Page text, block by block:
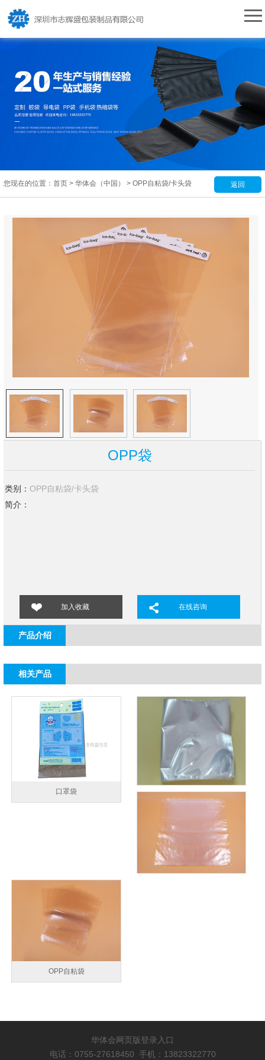
返回
您现在的位置：首页 >华体会（中国） >OPP自粘袋/卡头袋
OPP袋
类别： OPP自粘袋/卡头袋
简介：
加入收藏 在线咨询
产品介绍
相关产品
口罩袋
OPP自粘袋
华体会网页版登录入口
电话：0755-27618450 手机：13823322770